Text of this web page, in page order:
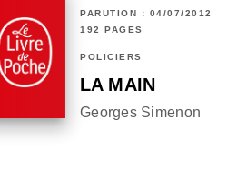
PARUTION : 04/07/2012
192 PAGES
POLICIERS
LA MAIN
Georges Simenon